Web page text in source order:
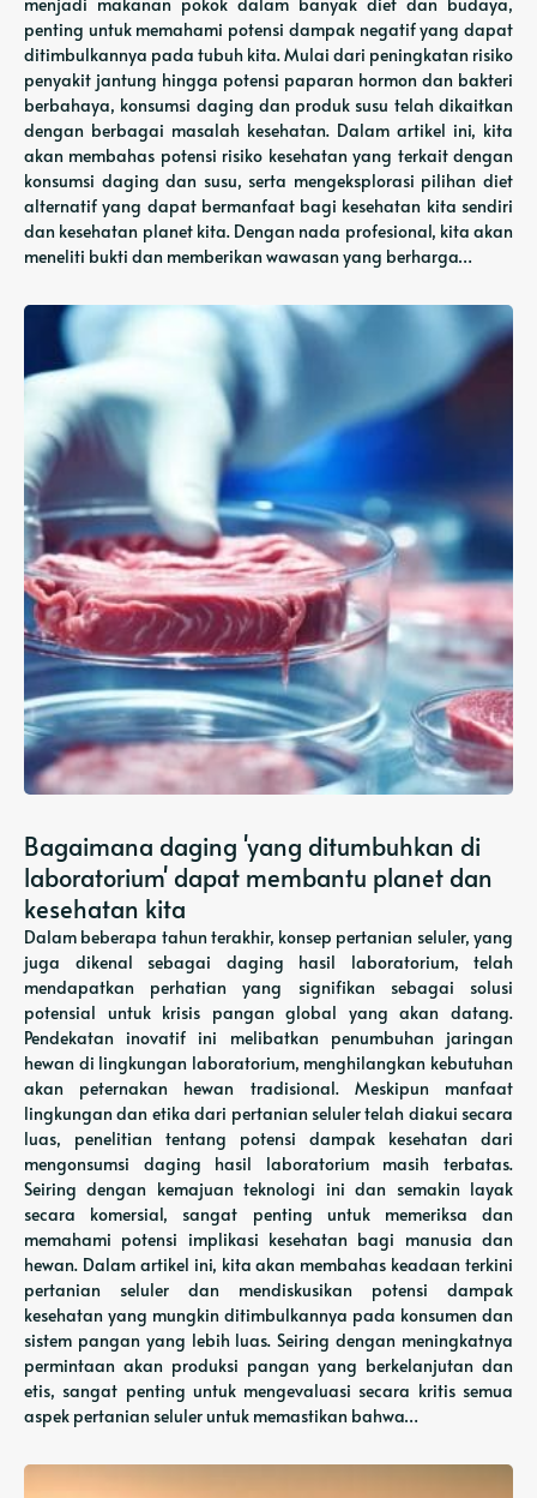
penting untuk memahami potensi dampak negatif yang dapat
ditimbulkannya pada tubuh kita. Mulai dari peningkatan risiko
penyakit jantung hingga potensi paparan hormon dan bakteri
berbahaya, konsumsi daging dan produk susu telah dikaitkan
dengan berbagai masalah kesehatan. Dalam artikel ini, kita
akan membahas potensi risiko kesehatan yang terkait dengan
konsumsi daging dan susu, serta mengeksplorasi pilihan diet
alternatif yang dapat bermanfaat bagi kesehatan kita sendiri
dan kesehatan planet kita. Dengan nada profesional, kita akan
meneliti bukti dan memberikan wawasan yang berharga…
Bagaimana daging 'yang ditumbuhkan di
laboratorium' dapat membantu planet dan
kesehatan kita
Dalam beberapa tahun terakhir, konsep pertanian seluler, yang
juga dikenal sebagai daging hasil laboratorium, telah
mendapatkan perhatian yang signifikan sebagai solusi
potensial untuk krisis pangan global yang akan datang.
Pendekatan inovatif ini melibatkan penumbuhan jaringan
hewan di lingkungan laboratorium, menghilangkan kebutuhan
akan peternakan hewan tradisional. Meskipun manfaat
lingkungan dan etika dari pertanian seluler telah diakui secara
luas, penelitian tentang potensi dampak kesehatan dari
mengonsumsi daging hasil laboratorium masih terbatas.
Seiring dengan kemajuan teknologi ini dan semakin layak
secara komersial, sangat penting untuk memeriksa dan
memahami potensi implikasi kesehatan bagi manusia dan
hewan. Dalam artikel ini, kita akan membahas keadaan terkini
pertanian seluler dan mendiskusikan potensi dampak
kesehatan yang mungkin ditimbulkannya pada konsumen dan
sistem pangan yang lebih luas. Seiring dengan meningkatnya
permintaan akan produksi pangan yang berkelanjutan dan
etis, sangat penting untuk mengevaluasi secara kritis semua
aspek pertanian seluler untuk memastikan bahwa…